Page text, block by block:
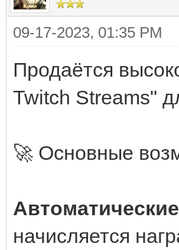
09-17-2023, 01:35 PM
Продаётся
Twitch Streams"
🚀 Основные
начисляется